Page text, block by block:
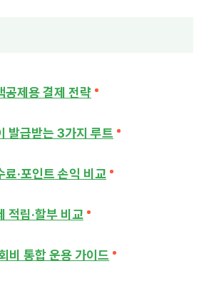
공제용 결제 전략
발급받는 3가지 루트
료·포인트 손익 비교
적립·할부 비교
비 통합 운용 가이드